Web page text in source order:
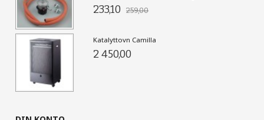
233,10 259,00
Katalyttovn Camilla
2 450,00